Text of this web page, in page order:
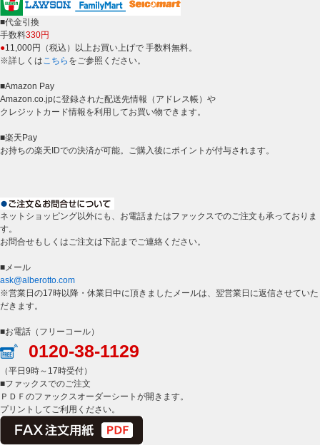
■代金引換
手数料330円
●11,000円（税込）以上お買い上げで 手数料無料。
※詳しくはこちら をご参照ください。
■Amazon Pay
Amazon.co.jpに登録された配送先情報（アドレス帳）や
クレジットカード情報を利用してお買い物できます。
■楽天Pay
お持ちの楽天IDでの決済が可能。ご購入後にポイントが付与されます。
ネットショッピング以外にも、お電話またはファックスでのご注文も承っておりま
す。
お問合せもしくはご注文は下記までご連絡ください。
■メール
ask@alberotto.com
※営業日の17時以降・休業日中に頂きましたメールは、翌営業日に返信させていた
だきます。
■お電話（フリーコール）
0120-38-1129
（平日9時～17時受付）
■ファックスでのご注文
ＰＤＦのファックスオーダーシートが開きます。
プリントしてご利用ください。